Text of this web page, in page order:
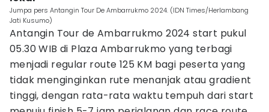
Jumpa pers Antangin Tour De Ambarrukmo 2024. (IDN Times/Herlambang
Jati Kusumo)
Antangin Tour de Ambarrukmo 2024 start pukul
05.30 WIB di Plaza Ambarrukmo yang terbagi
menjadi regular route 125 KM bagi peserta yang
tidak menginginkan rute menanjak atau gradient
tinggi, dengan rata-rata waktu tempuh dari start